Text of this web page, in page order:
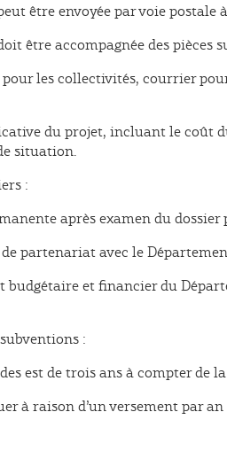
être envoyée par voie
être accompagnée des pièces
les collectivités, courrier
du projet, incluant le coût
situation.
:
après examen du dossier
partenariat avec le
budgétaire et financier du
:
est de trois ans à compter de
à raison d’un versement par